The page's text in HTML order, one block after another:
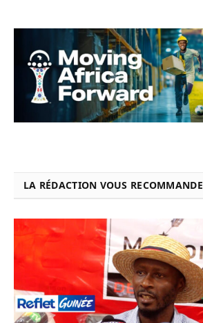
LA RÉDACTION VOUS RECOMMANDE